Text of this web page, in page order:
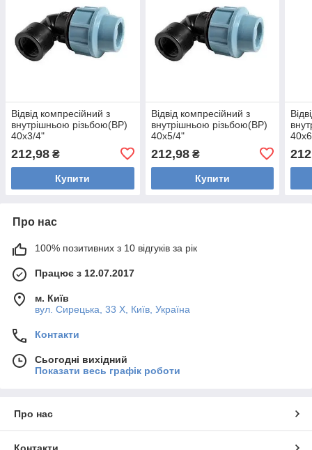
Відвід компресійний з
внутрішньою різьбою(ВР)
40х3/4"
212,98 ₴
Купити
Відвід компресійний з
внутрішньою різьбою(ВР)
40х5/4"
212,98₴
Купити
Про нас
100% позитивних з 10 відгуків за рік
Працює з 12.07.2017
м. Київ
вул. Сирецька, 33 Х, Київ, Україна
Контакти
Сьогодні вихідний
Показати весь графік роботи
Про нас